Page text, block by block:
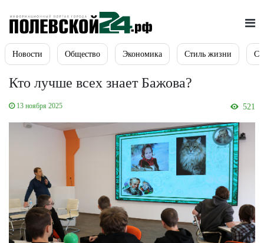
Новости Общество Экономика Стиль жизни
Кто лучше всех знает Бажова?
13 ноября 2025 521